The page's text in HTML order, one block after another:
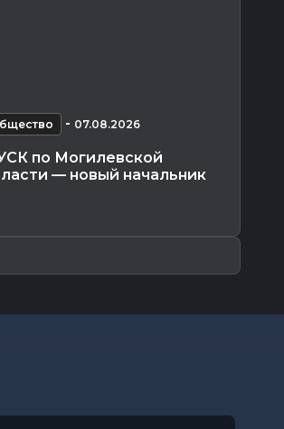
- 07.08.2026
по Могилевской
— новый начальник